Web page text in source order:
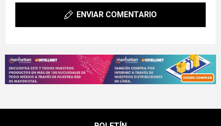
ENVIAR COMENTARIO